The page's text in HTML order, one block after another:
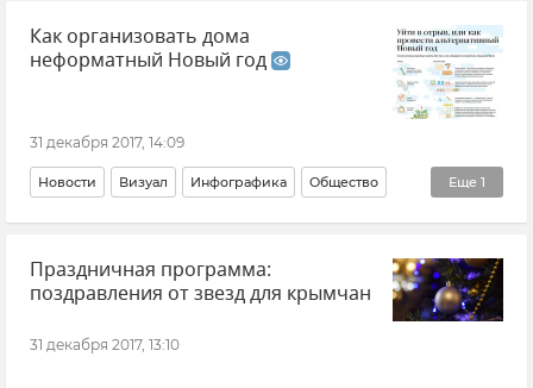
Как организовать дома
неформатный Новый год
31 декабря 2017, 14:09
Еще 1
Новости Визуал Инфографика Общество
Новый 2018 год в Крыму
Праздничная программа:
поздравления от звезд для крымчан
31 декабря 2017, 13:10